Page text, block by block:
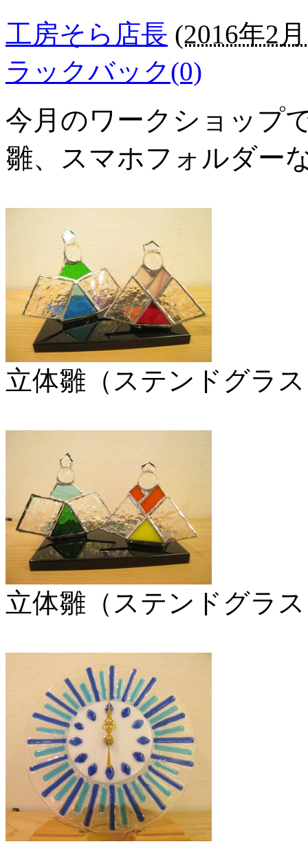
工房そら店長 (2016年2
ラックバック(0)
今月のワークショップ
雛、スマホフォルダー
立体雛（ステンドグラ
立体雛（ステンドグラ